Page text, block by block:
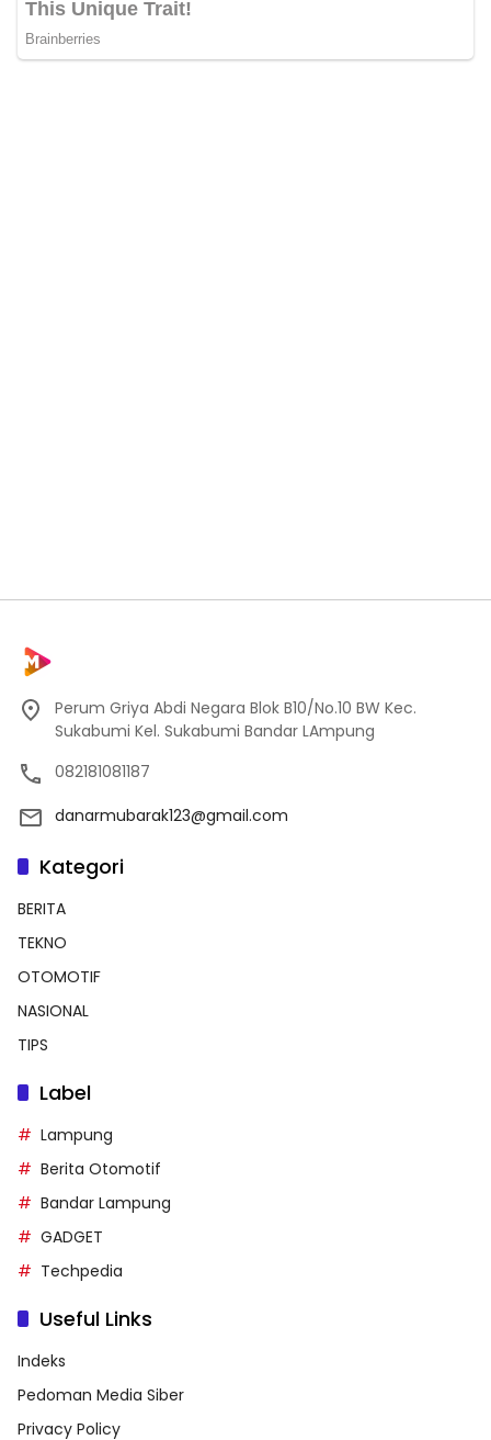
Perum Griya Abdi Negara Blok B10/No.10 BW Kec.
Sukabumi Kel. Sukabumi Bandar LAmpung
082181081187
danarmubarak123@gmail.com
Kategori
BERITA
TEKNO
OTOMOTIF
NASIONAL
TIPS
Label
Lampung
Berita Otomotif
Bandar Lampung
GADGET
Techpedia
Useful Links
Indeks
Pedoman Media Siber
Privacy Policy